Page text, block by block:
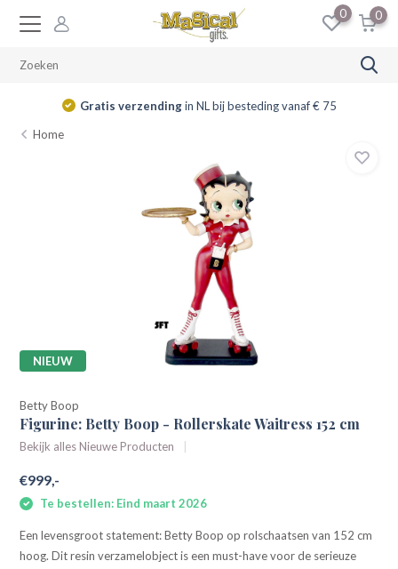
0 0
Gratis verzendingin NL bij besteding vanaf € 75
Home
NIEUW
Betty Boop
Figurine: Betty Boop - Rollerskate Waitress 152 cm
Bekijk alles Nieuwe Producten
€999,-
Te bestellen: Eind maart 2026
Een levensgroot statement: Betty Boop op rolschaatsen van 152 cm
hoog. Dit resin verzamelobject is een must-have voor de serieuze